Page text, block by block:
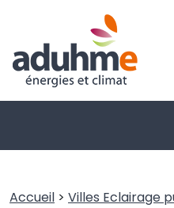
Accueil > Villes Eclairage